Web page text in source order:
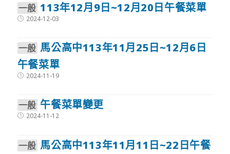
⼀般 113年12月9日~12月20日午餐菜單
Post2024-12-03
⼀般 馬公高中113年11月25日~12月6日
午餐菜單
Post2024-11-19
⼀般 午餐菜單變更
Post2024-11-12
⼀般 馬公高中113年11月11日~22日午餐